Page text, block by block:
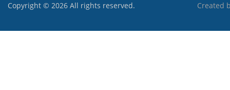
Copyright © 2026 All rights reserved. Created